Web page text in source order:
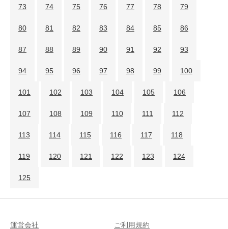
73 74 75 76 77 78 79
80 81 82 83 84 85 86
87 88 89 90 91 92 93
94 95 96 97 98 99 100
101 102 103 104 105 106
107 108 109 110 111 112
113 114 115 116 117 118
119 120 121 122 123 124
125
運営会社 ご利用規約